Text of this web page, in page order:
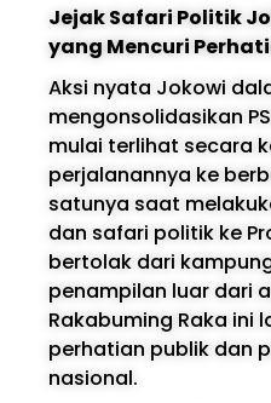
Jejak Safari Politik
yang Mencuri
Aksi nyata Jokowi
mengonsolidasikan
mulai terlihat secara
perjalanannya ke
satunya saat
dan safari politik ke
bertolak dari
penampilan luar dari
Rakabuming Raka ini
perhatian publik dan
nasional.